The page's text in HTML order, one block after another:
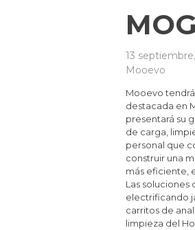
13
Mooevo
Mooevo
destacada en
presentará su
de carga,
personal que
construir una
más eficiente,
Las soluciones
electrificando
carritos de
limpieza del